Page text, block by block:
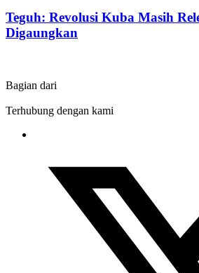
Teguh: Revolusi Kuba Masih
Digaungkan
Bagian dari
Terhubung dengan kami